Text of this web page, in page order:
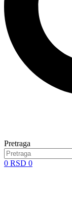
Pretraga
0 RSD 0